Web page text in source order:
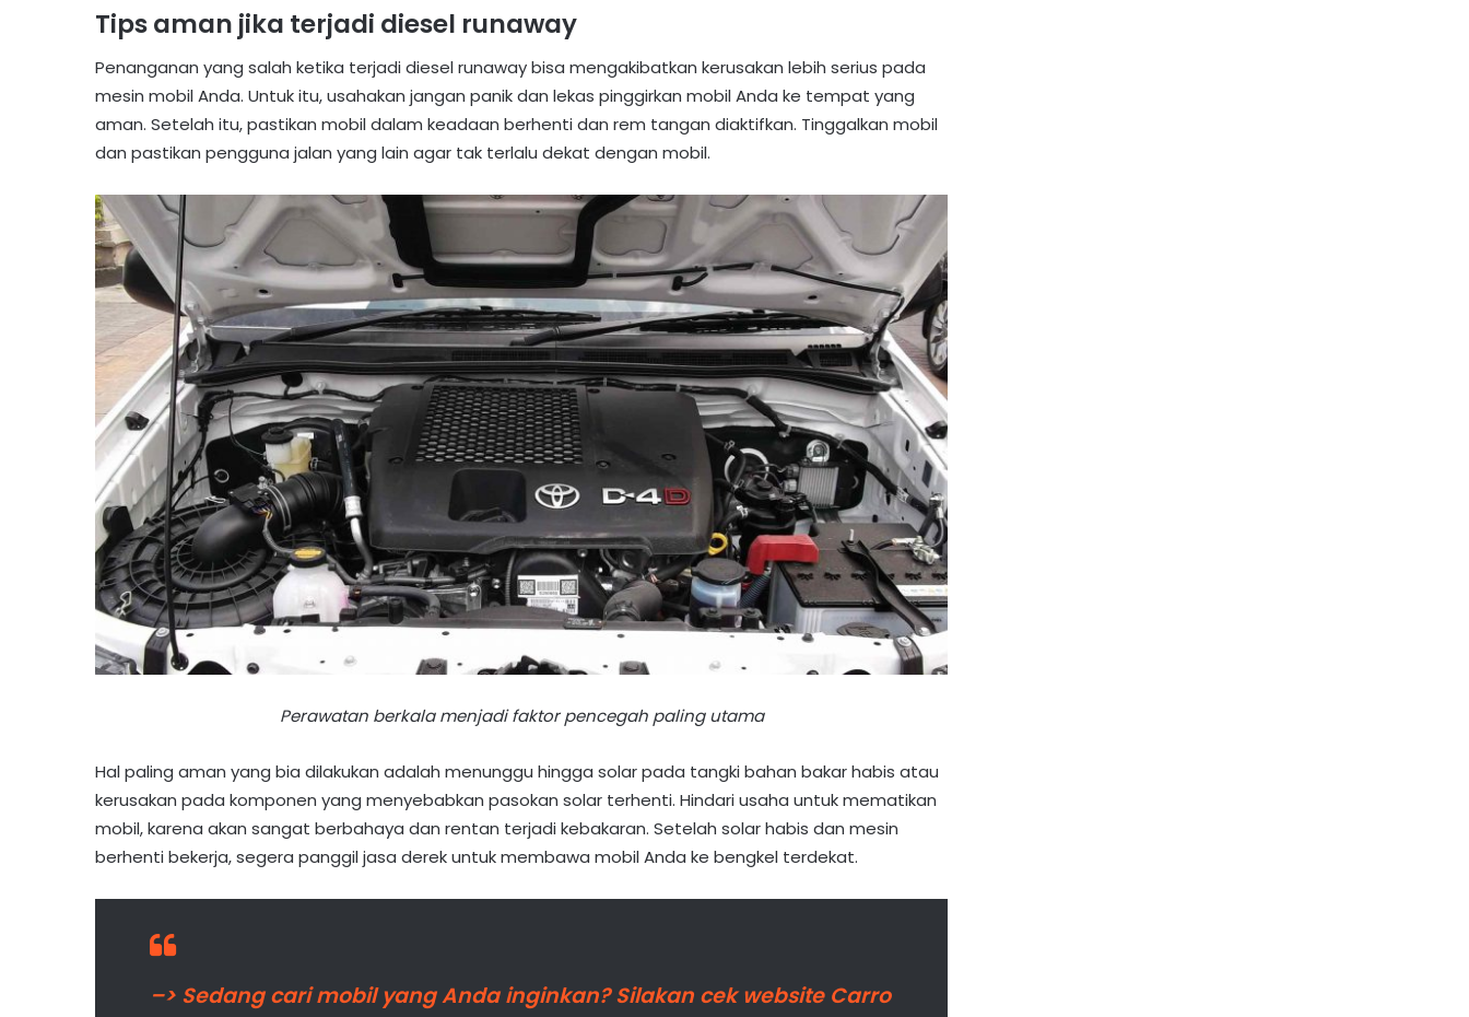
Tips aman jika terjadi diesel runaway
Penanganan yang salah ketika terjadi diesel runaway bisa mengakibatkan kerusakan lebih serius pada
mesin mobil Anda. Untuk itu, usahakan jangan panik dan lekas pinggirkan mobil Anda ke tempat yang
aman. Setelah itu, pastikan mobil dalam keadaan berhenti dan rem tangan diaktifkan. Tinggalkan mobil
dan pastikan pengguna jalan yang lain agar tak terlalu dekat dengan mobil.
Perawatan berkala menjadi faktor pencegah paling utama
Hal paling aman yang bia dilakukan adalah menunggu hingga solar pada tangki bahan bakar habis atau
kerusakan pada komponen yang menyebabkan pasokan solar terhenti. Hindari usaha untuk mematikan
mobil, karena akan sangat berbahaya dan rentan terjadi kebakaran. Setelah solar habis dan mesin
berhenti bekerja, segera panggil jasa derek untuk membawa mobil Anda ke bengkel terdekat.
–> Sedang cari mobil yang Anda inginkan? Silakan cek website Carro